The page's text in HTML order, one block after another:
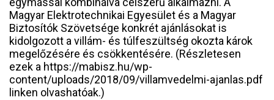
Magyar Elektrotechnikai Egyesület és a Magyar
Biztosítók Szövetsége konkrét ajánlásokat is
kidolgozott a villám- és túlfeszültség okozta károk
megelőzésére és csökkentésére. (Részletesen
ezek a https://mabisz.hu/wp-
content/uploads/2018/09/villamvedelmi-ajanlas.pdf
linken olvashatóak.)